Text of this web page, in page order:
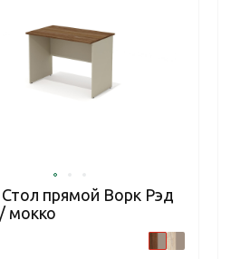
прямой Ворк Рэд
мокко